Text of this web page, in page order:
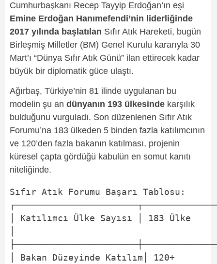
Cumhurbaşkanı Recep Tayyip Erdoğan’ın eşi
Emine Erdoğan Hanımefendi’nin liderliğinde
2017 yılında başlatılan Sıfır Atık Hareketi, bugün
Birleşmiş Milletler (BM) Genel Kurulu kararıyla 30
Mart’ı “Dünya Sıfır Atık Günü” ilan ettirecek kadar
büyük bir diplomatik güce ulaştı.
Ağırbaş, Türkiye’nin 81 ilinde uygulanan bu
modelin şu an dünyanın 193 ülkesinde karşılık
bulduğunu vurguladı. Son düzenlenen Sıfır Atık
Forumu’na 183 ülkeden 5 binden fazla katılımcının
ve 120’den fazla bakanın katılması, projenin
küresel çapta gördüğü kabulün en somut kanıtı
niteliğinde.
Sıfır Atık Forumu Başarı Tablosu:
│ Katılımcı Ülke Sayısı │ 183 Ülke
│ Bakan Düzeyinde Katılım│ 120+